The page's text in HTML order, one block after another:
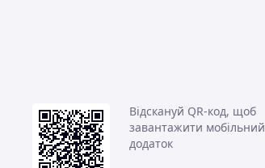
Відскануй QR-код, щоб
завантажити мобільний
додаток